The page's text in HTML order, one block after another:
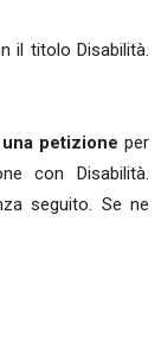
il titolo Disabilità.
una petizione per
con Disabilità.
seguito. Se ne